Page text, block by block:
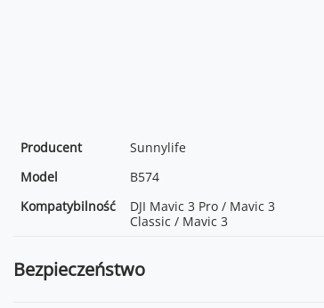
Producent
Sunnylife
Model
B574
Kompatybilność
DJI Mavic 3 Pro / Mavic 3
Classic / Mavic 3
Bezpieczeństwo